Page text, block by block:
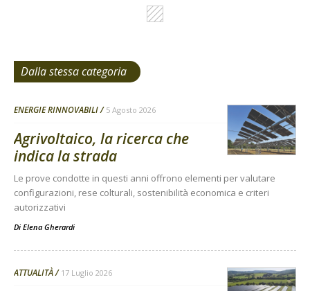
Dalla stessa categoria
ENERGIE RINNOVABILI 5 Agosto 2026
Agrivoltaico, la ricerca che
indica la strada
Le prove condotte in questi anni offrono elementi per valutare
configurazioni, rese colturali, sostenibilità economica e criteri
autorizzativi
Di Elena Gherardi
ATTUALITÀ 17 Luglio 2026